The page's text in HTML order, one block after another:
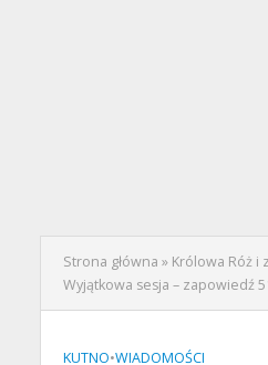
Strona główna » Królowa Róż i
Wyjątkowa sesja – zapowiedź
KUTNO•WIADOMOŚCI